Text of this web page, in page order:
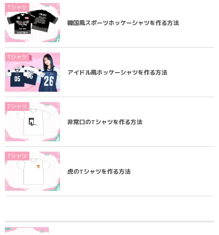
Tシャツ
韓国風スポーツホッケーシャツを作る方法
Tシャツ
アイドル風ホッケーシャツを作る方法
Tシャツ
非常口のTシャツを作る方法
Tシャツ
虎のTシャツを作る方法